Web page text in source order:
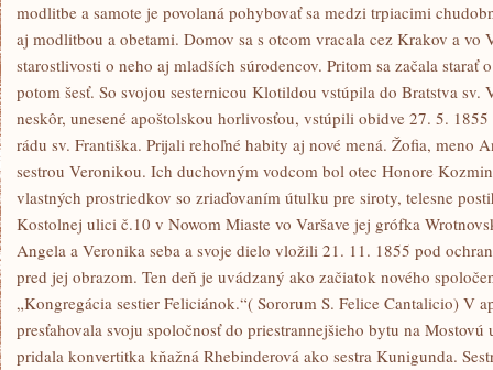
modlitbe a samote je povolaná pohybovať sa medzi trpiacimi
aj modlitbou a obetami. Domov sa s otcom vracala cez Krakov a vo
starostlivosti o neho aj mladších súrodencov. Pritom sa začala
potom šesť. So svojou sesternicou Klotildou vstúpila do Bratstva sv.
neskôr, unesené apoštolskou horlivosťou, vstúpili obidve 27. 5.
rádu sv. Františka. Prijali rehoľné habity aj nové mená. Žofia, meno
sestrou Veronikou. Ich duchovným vodcom bol otec Honore
vlastných prostriedkov so zriaďovaním útulku pre siroty, telesne
Kostolnej ulici č.10 v Nowom Miaste vo Varšave jej grófka
Angela a Veronika seba a svoje dielo vložili 21. 11. 1855 pod
pred jej obrazom. Ten deň je uvádzaný ako začiatok nového
„Kongregácia sestier Feliciánok.“( Sororum S. Felice Cantalicio) V
presťahovala svoju spoločnosť do priestrannejšieho bytu na Mostovú
pridala konvertitka kňažná Rhebinderová ako sestra Kunigunda.